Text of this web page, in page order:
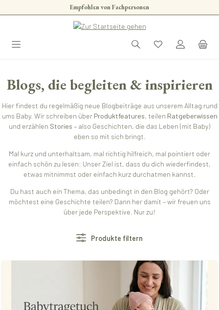
Zum Hauptinhalt springenEmpfohlen von Fachpersonen
Blogs, die begleiten & inspirieren
Hier findest du regelmäßig neue Blogbeiträge aus unserem Alltag rund
ums Baby. Wir schreiben über Produktfeatures, teilen Ratgeberwissen
und erzählen Stories – also Geschichten, die das Leben (mit Baby)
eben so mit sich bringt.
Mal kurz und unterhaltsam, mal richtig hilfreich, mal pointiert oder
einfach schön zu lesen: Unser Ziel ist, dass du dich wiederfindest,
etwas mitnimmst oder einfach kurz durchatmen kannst.
Du hast auch ein Thema, das unbedingt in den Blog gehört? Oder
möchtest eine Geschichte teilen? Dann her damit – wir freuen uns
über jede Perspektive. Nur zu!
Produkte filtern